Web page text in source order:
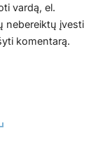
vardą, el.
nebereiktų įvesti
komentarą.